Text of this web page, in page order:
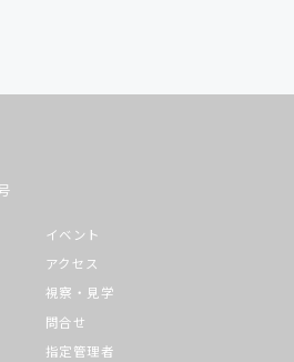
イベント
アクセス
視察・見学
問合せ
指定管理者